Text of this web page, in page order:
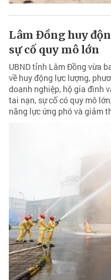
Lâm Đồng huy
sự cố quy mô lớn
UBND tỉnh Lâm Đồng vừa
về huy động lực lượng,
doanh nghiệp, hộ gia đình
tai nạn, sự cố có quy mô
năng lực ứng phó và giảm